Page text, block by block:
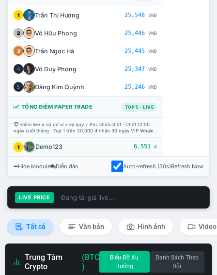
1 Trần Thị Hương 25,548 VNĐ
2 Võ Hữu Phong 25,446 VNĐ
3 Trần Ngọc Hà 25,445 VNĐ
4 Võ Duy Phong 25,347 VNĐ
5 Đặng Kim Quỳnh 25,246 VNĐ
TỔNG ĐIỂM PAPER TRADE TOP 5 · LIVE
Điểm live = số dư ví + ký quỹ + PnL chưa chốt · Chốt 12:00
ngày cuối tháng · Top 1 trên 20.000 đ nhận 30 ngày VIP Whale.
1 Demo123 6.551 đ
Hide Module Diễn đàn Auto-refresh (30s)Refresh Now
LIVE PRICE Đang tải giá live...
Tất cả Văn bản Hình ảnh Video
Trung Tâm
Crypto
(BTC
)
Biểu Đồ Xu
Hướng
Danh Sách Theo
Dõi